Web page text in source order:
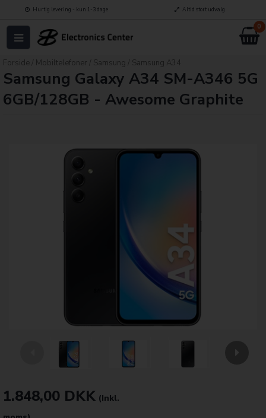
Hurtig levering - kun 1-3 dage Altid stort udvalg
0
Forside Mobiltelefoner Samsung Samsung A34
Samsung Galaxy A34 SM-A346 5G
6GB/128GB - Awesome Graphite
1.848,00 DKK (Inkl.